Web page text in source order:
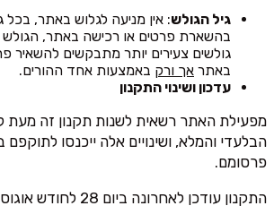
גיל הגולש: אין מניעה לגלוש באתר, בכל
גולשים צעירים יותר מתבקשים להשאיר
באתר אך ורק באמצעות אחד ההורים.
עדכון ושינוי התקנון
מפעילת האתר רשאית לשנות תקנון זה מעת
הבלעדי והמלא, ושינויים אלה ייכנסו לתוקפם
פרסומם.
התקנון עודכן לאחרונה ביום 28 לחודש אוגוסט 2025.